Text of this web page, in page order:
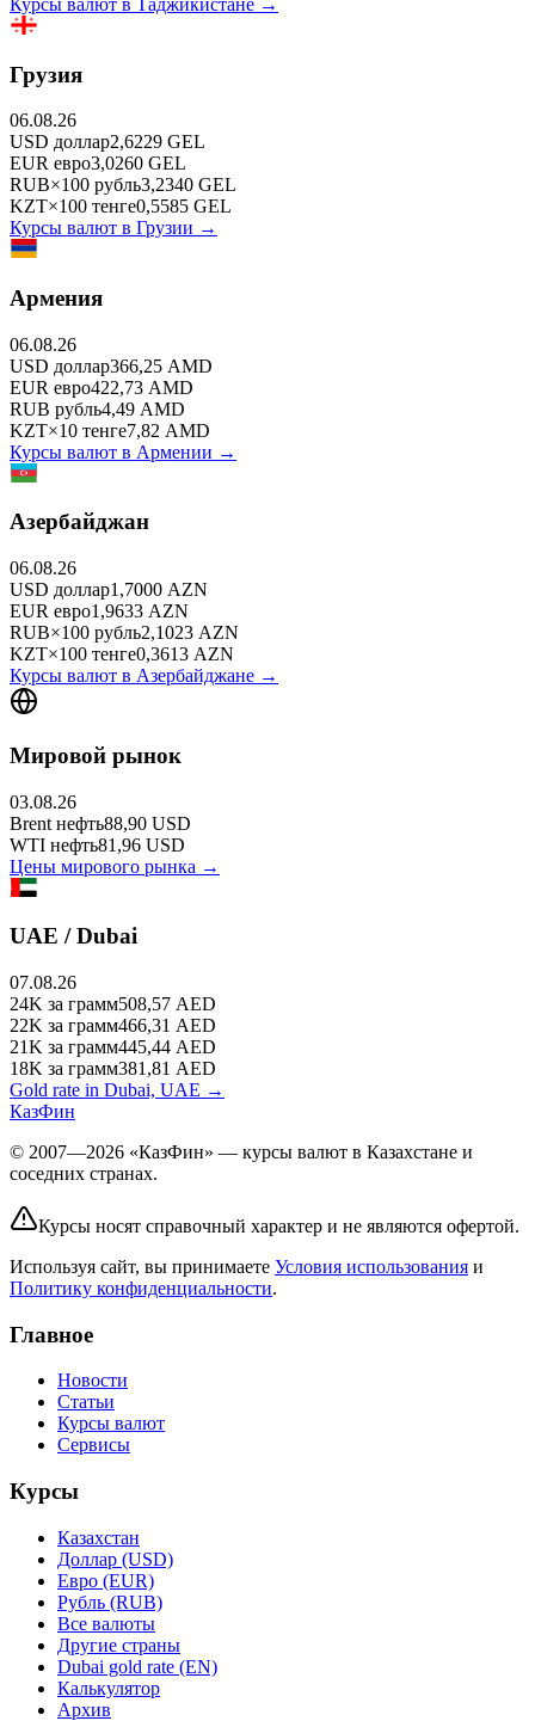
Грузия
06.08.26
USD доллар2,6229 GEL
EUR евро3,0260 GEL
RUB×100 рубль3,2340 GEL
KZT×100 тенге0,5585 GEL
Курсы валют в Грузии →
Армения
06.08.26
USD доллар366,25 AMD
EUR евро422,73 AMD
RUB рубль4,49 AMD
KZT×10 тенге7,82 AMD
Курсы валют в Армении →
Азербайджан
06.08.26
USD доллар1,7000 AZN
EUR евро1,9633 AZN
RUB×100 рубль2,1023 AZN
KZT×100 тенге0,3613 AZN
Курсы валют в Азербайджане →
Мировой рынок
03.08.26
Brent нефть88,90 USD
WTI нефть81,96 USD
Цены мирового рынка →
UAE / Dubai
07.08.26
24K за грамм508,57 AED
22K за грамм466,31 AED
21K за грамм445,44 AED
18K за грамм381,81 AED
Gold rate in Dubai, UAE →
КазФин
© 2007—2026 «КазФин» — курсы валют в Казахстане и
соседних странах.
Курсы носят справочный характер и не являются офертой.
Используя сайт, вы принимаете Условия использования и
Политику конфиденциальности.
Главное
Новости
Статьи
Курсы валют
Сервисы
Курсы
Казахстан
Доллар (USD)
Евро (EUR)
Рубль (RUB)
Все валюты
Другие страны
Dubai gold rate (EN)
Калькулятор
Архив